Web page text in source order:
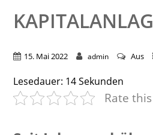
15. Mai 2022 admin Aus
Lesedauer: 14Sekunden
Rate